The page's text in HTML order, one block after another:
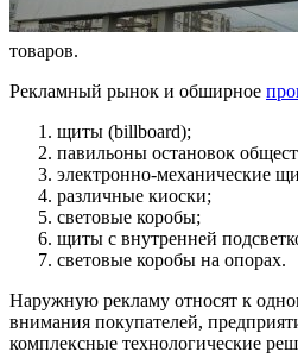
товаров.
Рекламный рынок и обширное
щиты (billboard);
павильоны остановок
электронно-механические
различные киоски;
световые коробы;
щиты с внутренней
световые коробы на опорах.
Наружную рекламу относят к
внимания покупателей,
комплексные технологические